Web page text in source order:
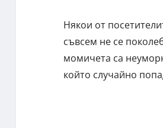
Някои от
съвсем не се
момичета са
който случайно